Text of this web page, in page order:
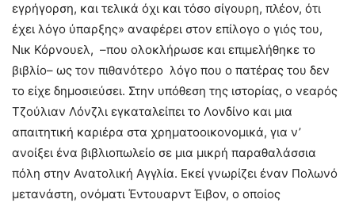
εγρήγορση, και τελικά όχι και τόσο σίγουρη, πλέον, ότι
έχει λόγο ύπαρξης» αναφέρει στον επίλογο ο γιός του,
Νικ Κόρνουελ, –που ολοκλήρωσε και επιμελήθηκε το
βιβλίο– ως τον πιθανότερο λόγο που ο πατέρας του δεν
το είχε δημοσιεύσει. Στην υπόθεση της ιστορίας, ο νεαρός
Τζούλιαν Λόνζλι εγκαταλείπει το Λονδίνο και μια
απαιτητική καριέρα στα χρηματοοικονομικά, για ν’
ανοίξει ένα βιβλιοπωλείο σε μια μικρή παραθαλάσσια
πόλη στην Ανατολική Αγγλία. Εκεί γνωρίζει έναν Πολωνό
μετανάστη, ονόματι Έντουαρντ Έιβον, ο οποίος